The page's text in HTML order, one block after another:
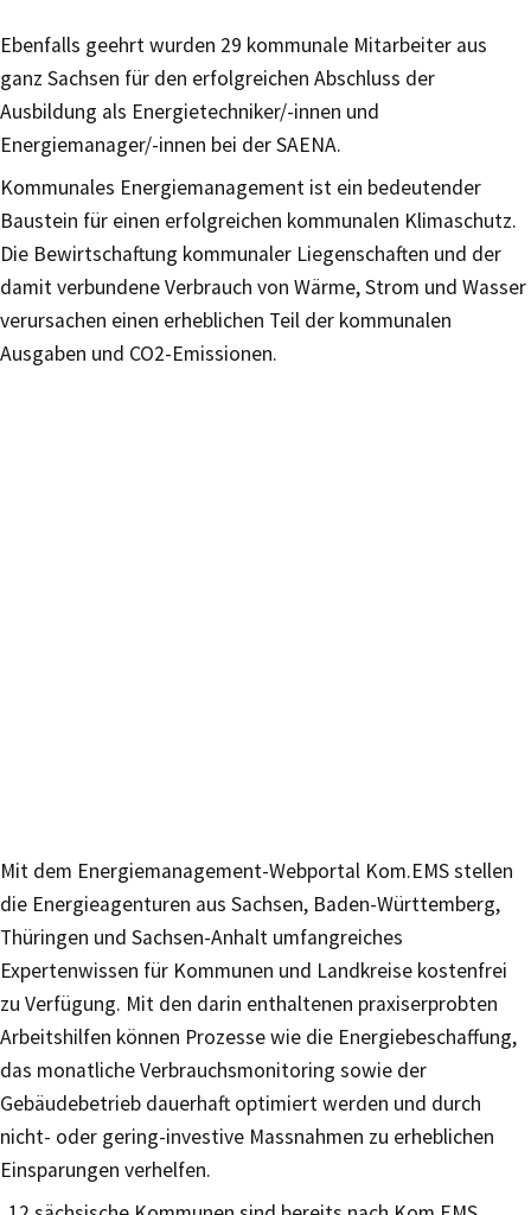
Ebenfalls geehrt wurden 29 kommunale Mitarbeiter aus
ganz Sachsen für den erfolgreichen Abschluss der
Ausbildung als Energietechniker/-innen und
Energiemanager/-innen bei der SAENA.
Kommunales Energiemanagement ist ein bedeutender
Baustein für einen erfolgreichen kommunalen Klimaschutz.
Die Bewirtschaftung kommunaler Liegenschaften und der
damit verbundene Verbrauch von Wärme, Strom und Wasser
verursachen einen erheblichen Teil der kommunalen
Ausgaben und CO2-Emissionen.
Mit dem Energiemanagement-Webportal Kom.EMS stellen
die Energieagenturen aus Sachsen, Baden-Württemberg,
Thüringen und Sachsen-Anhalt umfangreiches
Expertenwissen für Kommunen und Landkreise kostenfrei
zu Verfügung. Mit den darin enthaltenen praxiserprobten
Arbeitshilfen können Prozesse wie die Energiebeschaffung,
das monatliche Verbrauchsmonitoring sowie der
Gebäudebetrieb dauerhaft optimiert werden und durch
nicht- oder gering-investive Massnahmen zu erheblichen
Einsparungen verhelfen.